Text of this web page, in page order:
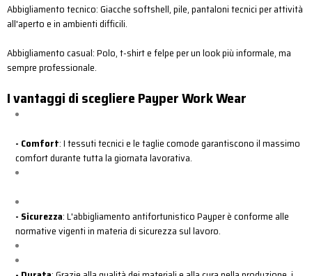
Abbigliamento tecnico: Giacche softshell, pile, pantaloni tecnici per attività
all'aperto e in ambienti difficili.
Abbigliamento casual: Polo, t-shirt e felpe per un look più informale, ma
sempre professionale.
I vantaggi di scegliere Payper Work Wear
- Comfort: I tessuti tecnici e le taglie comode garantiscono il massimo
comfort durante tutta la giornata lavorativa.
- Sicurezza: L'abbigliamento antifortunistico Payper è conforme alle
normative vigenti in materia di sicurezza sul lavoro.